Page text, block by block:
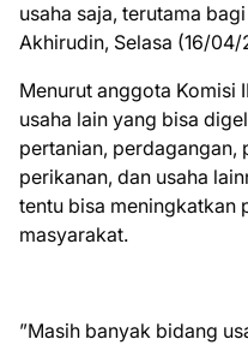
usaha saja, terutama
Akhirudin, Selasa (16/
Menurut anggota Komisi
usaha lain yang bisa
pertanian, perdagangan,
perikanan, dan usaha
tentu bisa meningkatkan
masyarakat.
”Masih banyak bidang